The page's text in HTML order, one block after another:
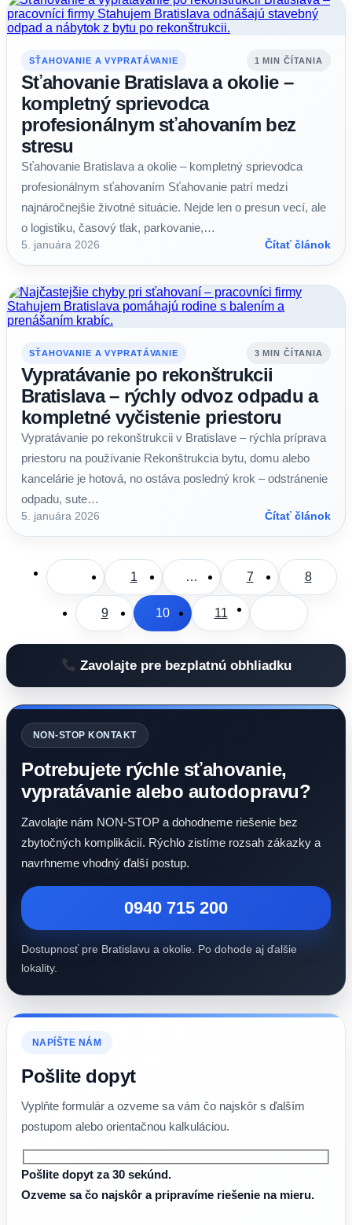
SŤAHOVANIE A VYPRATÁVANIE 1 MIN ČÍTANIA
Sťahovanie Bratislava a okolie –
kompletný sprievodca
profesionálnym sťahovaním bez
stresu
Sťahovanie Bratislava a okolie – kompletný sprievodca
profesionálnym sťahovaním Sťahovanie patrí medzi
najnáročnejšie životné situácie. Nejde len o presun vecí, ale
o logistiku, časový tlak, parkovanie,…
5. januára 2026 Čítať článok
SŤAHOVANIE A VYPRATÁVANIE 3 MIN ČÍTANIA
Vypratávanie po rekonštrukcii
Bratislava – rýchly odvoz odpadu a
kompletné vyčistenie priestoru
Vypratávanie po rekonštrukcii v Bratislave – rýchla príprava
priestoru na používanie Rekonštrukcia bytu, domu alebo
kancelárie je hotová, no ostáva posledný krok – odstránenie
odpadu, sute…
5. januára 2026 Čítať článok
1 … 7 8
9 10 11
Zavolajte pre bezplatnú obhliadku
NON-STOP KONTAKT
Potrebujete rýchle sťahovanie,
vypratávanie alebo autodopravu?
Zavolajte nám NON-STOP a dohodneme riešenie bez
zbytočných komplikácií. Rýchlo zistíme rozsah zákazky a
navrhneme vhodný ďalší postup.
0940 715 200
Dostupnosť pre Bratislavu a okolie. Po dohode aj ďalšie
lokality.
NAPÍŠTE NÁM
Pošlite dopyt
Vyplňte formulár a ozveme sa vám čo najskôr s ďalším
postupom alebo orientačnou kalkuláciou.
Pošlite dopyt za 30 sekúnd.
Ozveme sa čo najskôr a pripravíme riešenie na mieru.